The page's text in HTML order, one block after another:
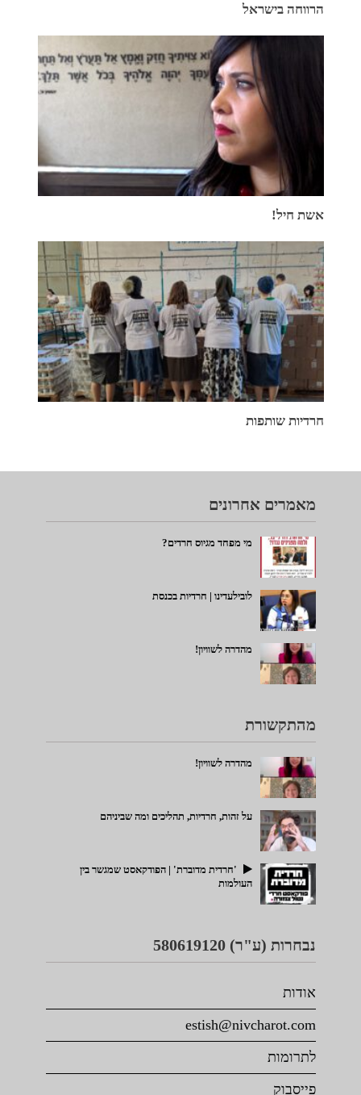
הרווחה בישראל
אשת חיל!
חרדיות שותפות
מאמרים אחרונים
מי מפחד מגיוס חרדים?
לובילעדינו | חרדיות בכנסת
מהדרה לשוויון!
מהתקשורת
מהדרה לשוויון!
על זהות, חרדיות, תהליכים ומה שביניהם
'חרדית מדוברת' | הפודקאסט שמגשר בין
העולמות
נבחרות (ע"ר) 580619120
אודות
estish@nivcharot.com
לתרומות
פייסבוק